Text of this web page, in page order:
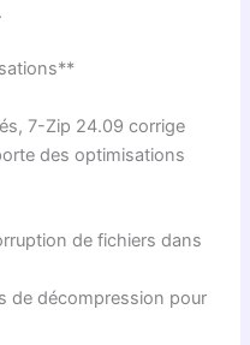
7-Zip 24.09 corrige
des optimisations
de fichiers dans
de décompression pour